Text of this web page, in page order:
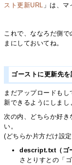
スト更新URL 」は、
これで、ななろだ側
まにしておいてね。
ゴーストに更新先
まだアップロードも
新できるようにしまし
次の内、どちらか好き
い。
(どちらか片方だけ設
descript.txt（ゴ
さとりすとの「